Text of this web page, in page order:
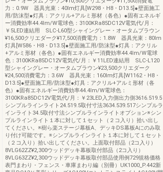
力：0.9W 器具光束：40lm灯具[W298・H8・D13.5]●壁面施工
用/防沫型●灯具：アクリル+アルミ形材（各色）●固有エネルギ
ー消費効率44.4lm/W電球色：3100KRa85DC12V電気代/月：
￥5LED連結用 SLC-L60型シャイングレー・オータムブラウン
¥16,500クリエダーク¥17,500消費電力：1.8W 器具光束：80lm
灯具[W586・H8・D13.5]●壁面施工用/防沫型●灯具：アクリル
+アルミ形材（各色）●固有エネルギー消費効率44.4lm/W電球
色：3100KRa85DC12V電気代/月：￥11LED連結用 SLC-L120
型シャイングレー・オータムブラウン¥23,500クリエダーク
¥24,500消費電力：3.6W 器具光束：160lm灯具[W1162・H8・
D13.5]●壁面施工用/防沫型●灯具：アクリル+アルミ形材（各
色）●固有エネルギー消費効率44.4lm/W電球色：
3100KRa85DC12V電気代/月：￥23LED入力側出力側3616.519.5
シンプルラインライト24.519.5取付寸法3634.539.517シンプルラ
インライト34.5取付寸法シンプルラインライトオプション※シン
プルラインライト１本に対して１セット（２コ入り）拾い出し
てください。※樹ら楽ステージ幕板A、デッキDS幕板Aにのみ取
り付け可能です。※シンプルラインライト１本に対して１セット
（２コ入り）拾い出してください。上面取付部品（2コ入り）
8VLG62ZZ¥2,300ウッドデッキ幕板取付部品（2コ入り）
8VLG63ZZ¥2,300ウッドデッキ幕板取付部品使用例729規格価格
表門まわり・フェンス・車庫まわり編（別冊）UK1000_P.442新